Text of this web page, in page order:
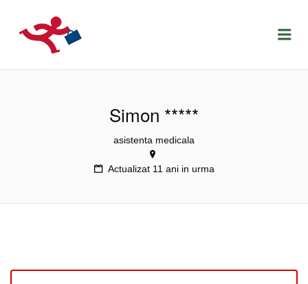
LOCURIDEMUNCACLUJ.NET
Simon *****
asistenta medicala
Actualizat 11 ani in urma